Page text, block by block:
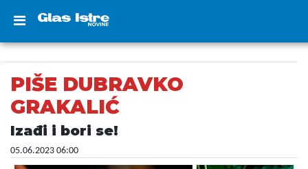
PIŠE DUBRAVKO
GRAKALIĆ
Izađi i bori se!
05.06.2023 06:00